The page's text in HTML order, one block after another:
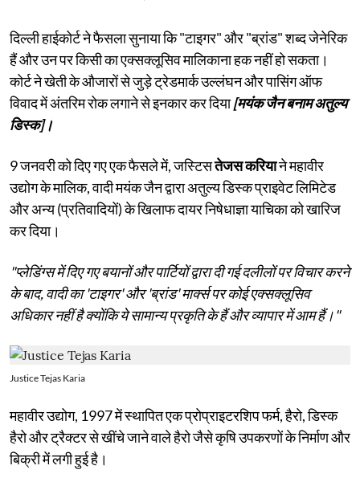
दिल्ली हाईकोर्ट ने फैसला सुनाया कि "टाइगर" और "ब्रांड" शब्द जेनेरिक
हैं और उन पर किसी का एक्सक्लूसिव मालिकाना हक नहीं हो सकता।
कोर्ट ने खेती के औजारों से जुड़े ट्रेडमार्क उल्लंघन और पासिंग ऑफ
विवाद में अंतरिम रोक लगाने से इनकार कर दिया[मयंक जैन बनाम अतुल्य
डिस्क]।
9 जनवरी को दिए गए एक फैसले में, जस्टिसतेजस करियाने महावीर
उद्योग के मालिक, वादी मयंक जैन द्वारा अतुल्य डिस्क प्राइवेट लिमिटेड
और अन्य (प्रतिवादियों) के खिलाफ दायर निषेधाज्ञा याचिका को खारिज
कर दिया।
"प्लेडिंग्स में दिए गए बयानों और पार्टियों द्वारा दी गई दलीलों पर विचार करने
के बाद, वादी का 'टाइगर' और 'ब्रांड' मार्क्स पर कोई एक्सक्लूसिव
अधिकार नहीं है क्योंकि ये सामान्य प्रकृति के हैं और व्यापार में आम हैं।"
Justice Tejas Karia
महावीर उद्योग, 1997 में स्थापित एक प्रोप्राइटरशिप फर्म, हैरो, डिस्क
हैरो और ट्रैक्टर से खींचे जाने वाले हैरो जैसे कृषि उपकरणों के निर्माण और
बिक्री में लगी हुई है।